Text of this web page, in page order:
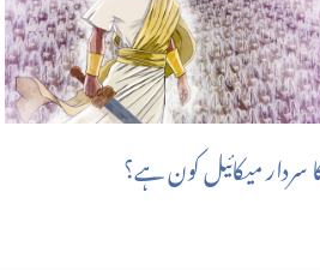
سردار میکائیل کون ہے؟‏